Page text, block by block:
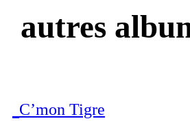
autres
C’mon Tigre